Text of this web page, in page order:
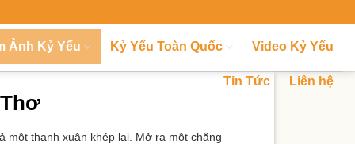
Ảnh Kỷ Yếu Kỷ Yếu Toàn Quốc Video Kỷ Yếu
Tin Tức Liên hệ
một thanh xuân khép lại. Mở ra một chặng